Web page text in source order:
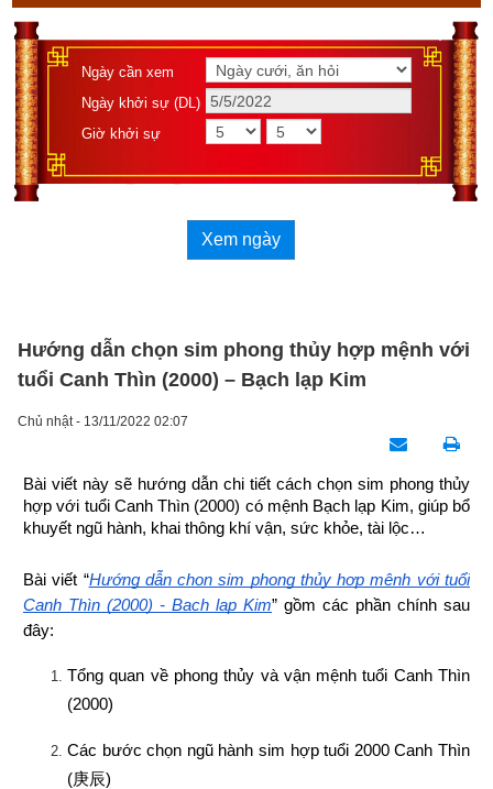
Ngày cần xem
Ngày khởi sự (DL)
Giờ khởi sự
Xem ngày
Hướng dẫn chọn sim phong thủy hợp mệnh với
tuổi Canh Thìn (2000) – Bạch lạp Kim
Chủ nhật - 13/11/2022 02:07
Bài viết này sẽ hướng dẫn chi tiết cách chọn sim phong thủy
hợp với tuổi Canh Thìn (2000) có mệnh Bạch lạp Kim, giúp bổ
khuyết ngũ hành, khai thông khí vận, sức khỏe, tài lộc…
Bài viết “Hướng dẫn chọn sim phong thủy hợp mệnh với tuổi
Canh Thìn (2000) - Bạch lạp Kim” gồm các phần chính sau
đây:
Tổng quan về phong thủy và vận mệnh tuổi Canh Thìn
(2000)
Các bước chọn ngũ hành sim hợp tuổi 2000 Canh Thìn
(庚辰)